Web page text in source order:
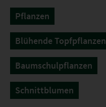
Pflanzen
Blühende Topfpflanzen
Baumschulpflanzen
Schnittblumen